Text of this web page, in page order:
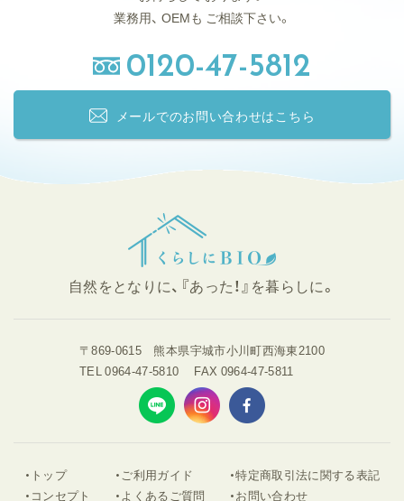
業務用、 OEMも ご相談下さい。
0120-47-5812
メールでのお問い合わせはこちら
自然をとなりに、『あった！』を暮らしに。
〒869-0615 熊本県宇城市小川町西海東2100
TEL 0964-47-5810
FAX 0964-47-5811
トップ
コンセプト
ご利用ガイド
よくあるご質問
特定商取引法に関する表記
お問い合わせ